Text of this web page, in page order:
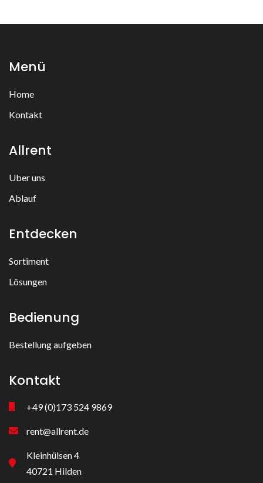
Menü
Home
Kontakt
Allrent
Uber uns
Ablauf
Entdecken
Sortiment
Lösungen
Bedienung
Bestellung aufgeben
Kontakt
+49 (0)173 524 9869
rent@allrent.de
Kleinhülsen 4
40721 Hilden